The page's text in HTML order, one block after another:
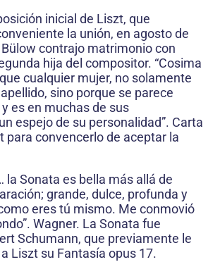
inicial de Liszt, que
la unión, en agosto de
Bülow contrajo matrimonio con
hija del compositor. “Cosima
cualquier mujer, no solamente
sino porque se parece
es en muchas de sus
espejo de su personalidad”. Carta
para convencerlo de aceptar la
la Sonata es bella más allá de
grande, dulce, profunda y
eres tú mismo. Me conmovió
Wagner. La Sonata fue
Schumann, que previamente le
Liszt su Fantasía opus 17.